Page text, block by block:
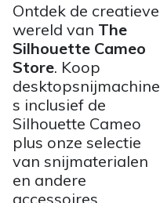
Ontdek de creatieve
wereld van The
Silhouette Cameo
Store. Koop
desktopsnijmachine
s inclusief de
Silhouette Cameo
plus onze selectie
van snijmaterialen
en andere
accessoires.